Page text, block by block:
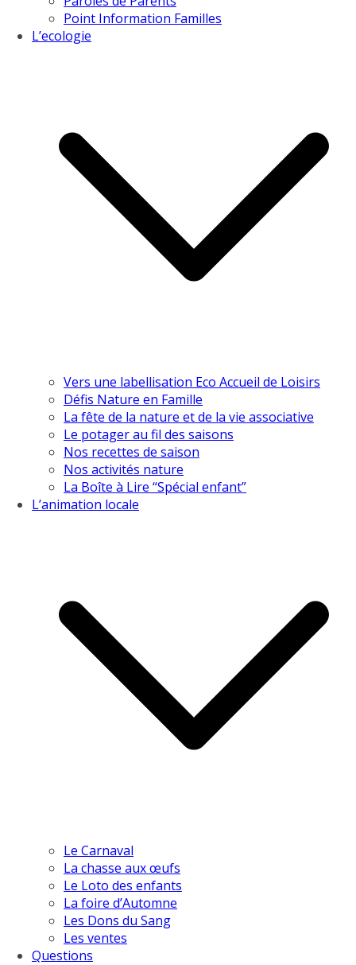
Point Information Familles
L’ecologie
Vers une labellisation Eco Accueil de Loisirs
Défis Nature en Famille
La fête de la nature et de la vie associative
Le potager au fil des saisons
Nos recettes de saison
Nos activités nature
La Boîte à Lire “Spécial enfant”
L’animation locale
Le Carnaval
La chasse aux œufs
Le Loto des enfants
La foire d’Automne
Les Dons du Sang
Les ventes
Questions